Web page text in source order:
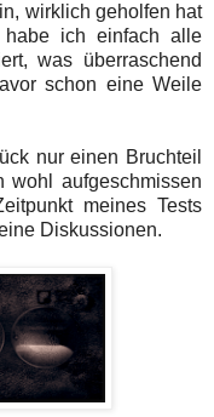
wirklich geholfen hat
ich einfach alle
was überraschend
schon eine Weile
nur einen Bruchteil
wohl aufgeschmissen
meines Tests
Diskussionen.